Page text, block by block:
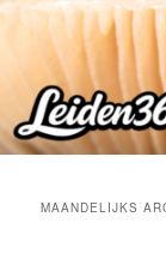
Spring
primaire
inhoud
Spring
secundaire
inhoud
MAANDELIJKS